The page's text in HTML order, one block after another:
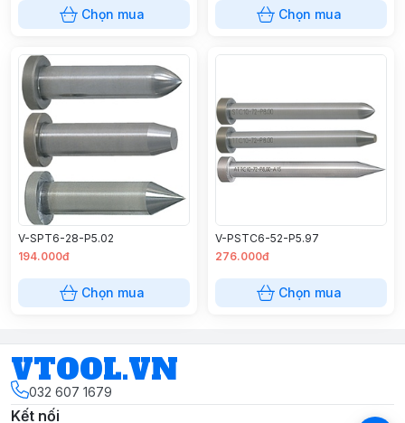
Chọn mua Chọn mua
V-SPT6-28-P5.02
194.000đ
Chọn mua
V-PSTC6-52-P5.97
276.000đ
Chọn mua
VTOOL.VN
032 607 1679
Kết nối